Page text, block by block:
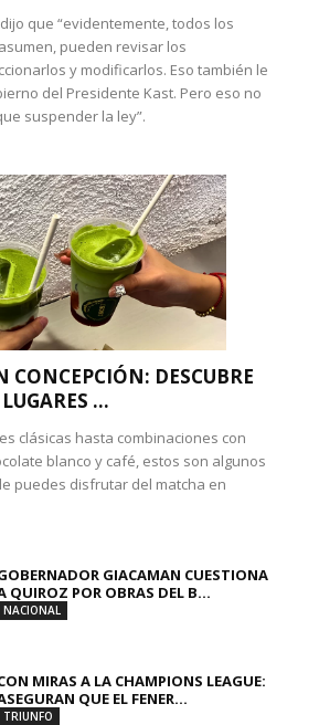
que “evidentemente, todos los
pueden revisar los
y modificarlos. Eso también le
del Presidente Kast. Pero eso no
suspender la ley”.
CONCEPCIÓN: DESCUBRE
...
clásicas hasta combinaciones con
blanco y café, estos son algunos
puedes disfrutar del matcha en
GIACAMAN CUESTIONA
QUIROZ POR OBRAS DEL B...
NACIONAL
MIRAS A LA CHAMPIONS LEAGUE:
QUE EL FENER...
TRIUNFO